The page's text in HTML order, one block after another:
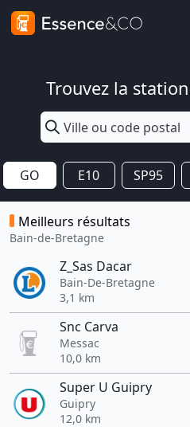
Trouvez la
GO E10 SP95
Meilleurs résultats
Bain-de-Bretagne
Z_Sas Dacar
Bain-De-Bretagne
3,1 km
Snc Carva
Messac
10,0 km
Super U Guipry
Guipry
12,0 km